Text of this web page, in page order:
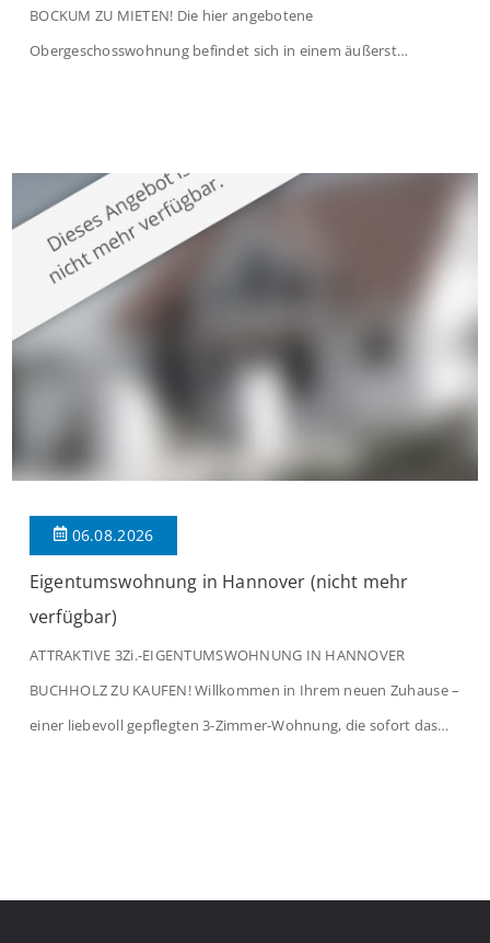
BOCKUM ZU MIETEN! Die hier angebotene
Obergeschosswohnung befindet sich in einem äußerst
großzügige Räume und eine hochwertige Ausstattung, die
modernen Wohnkomfort mit einem stilvollen Ambiente
verbindet. Der […]
06.08.2026
Eigentumswohnung in Hannover (nicht mehr
verfügbar)
ATTRAKTIVE 3Zi.-EIGENTUMSWOHNUNG IN HANNOVER
BUCHHOLZ ZU KAUFEN! Willkommen in Ihrem neuen Zuhause –
einer liebevoll gepflegten 3-Zimmer-Wohnung, die sofort das